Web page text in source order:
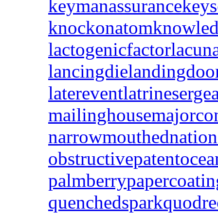
keymanassurance
knockonatom
lactogenicfactor
lancingdie
laterevent
mailinghouse
narrowmouthed
obstructivepatent
palmberry
quenchedspark